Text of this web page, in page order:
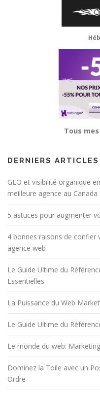
Tous
DERNIERS
GEO et visibilité organique
meilleure agence au Canada
5 astuces pour augmenter
4 bonnes raisons de
agence web
Le Guide Ultime du
Essentielles
La Puissance du Web
Le Guide Ultime du
Le monde du web:
Dominez la Toile avec un
Ordre